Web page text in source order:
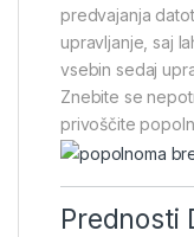
predvajanja
upravljanje, saj
vsebin sedaj
Znebite se
privoščite
Prednosti